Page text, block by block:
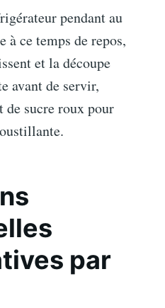
pendant au
à ce temps de repos,
et la découpe
avant de servir,
de sucre roux pour
par